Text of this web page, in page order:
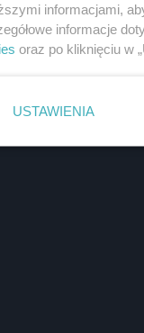
informacjami,
informacje
oraz po kliknięciu w
USTAWIENIA